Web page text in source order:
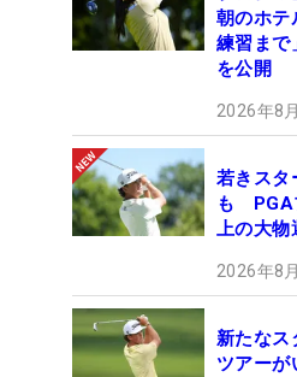
朝のホテ
練習まで
を公開
2026年8
若きスタ
も PGA
上の大物
2026年8
新たな
ツアーが